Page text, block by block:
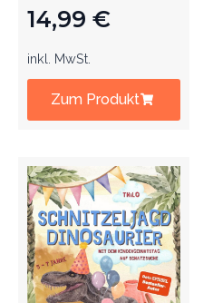
14,99 €
inkl. MwSt.
Zum Produkt